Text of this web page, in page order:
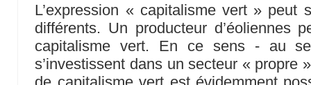
L’expression « capitalisme vert » peut
différents. Un producteur d’éoliennes
capitalisme vert. En ce sens - au
s’investissent dans un secteur « propre